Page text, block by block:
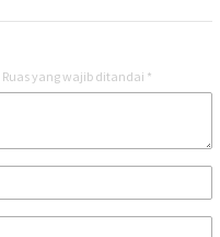
Ruas yang wajib ditandai *